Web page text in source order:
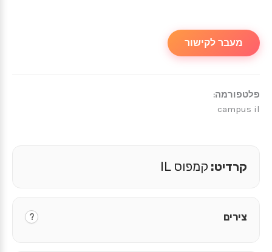
מעבר לקישור
פלטפורמה:
campus il
קרדיט: קמפוס IL
צירים ?